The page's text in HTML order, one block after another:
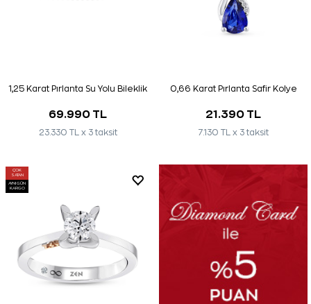
1,25 Karat Pırlanta Su Yolu Bileklik
69.990 TL
23.330 TL x 3 taksit
0,66 Karat Pırlanta Safir Kolye
21.390 TL
7.130 TL x 3 taksit
ÇOK
SATAN
AYNI GÜN
KARGO